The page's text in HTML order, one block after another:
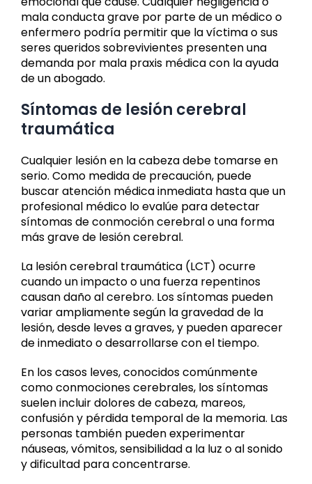
mala conducta grave por parte de un médico o
enfermero podría permitir que la víctima o sus
seres queridos sobrevivientes presenten una
demanda por mala praxis médica con la ayuda
de un abogado.
Síntomas de lesión cerebral
traumática
Cualquier lesión en la cabeza debe tomarse en
serio. Como medida de precaución, puede
buscar atención médica inmediata hasta que un
profesional médico lo evalúe para detectar
síntomas de conmoción cerebral o una forma
más grave de lesión cerebral.
La lesión cerebral traumática (LCT) ocurre
cuando un impacto o una fuerza repentinos
causan daño al cerebro. Los síntomas pueden
variar ampliamente según la gravedad de la
lesión, desde leves a graves, y pueden aparecer
de inmediato o desarrollarse con el tiempo.
En los casos leves, conocidos comúnmente
como conmociones cerebrales, los síntomas
suelen incluir dolores de cabeza, mareos,
confusión y pérdida temporal de la memoria. Las
personas también pueden experimentar
náuseas, vómitos, sensibilidad a la luz o al sonido
y dificultad para concentrarse.